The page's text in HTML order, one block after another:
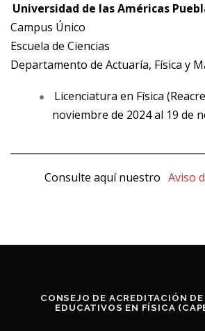
Universidad de las Américas
Campus Único
Escuela de Ciencias
Departamento de Actuaría, Física y
Licenciatura en Física
noviembre de 2024 al 19 de
Consulte aquí nuestro Aviso
CONSEJO DE ACREDITACIÓN DE
EDUCATIVOS EN FÍSICA